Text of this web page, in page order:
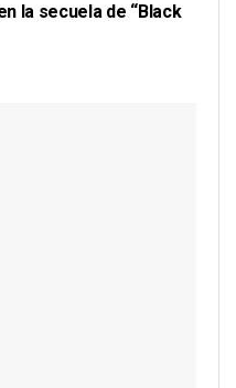
la secuela de “Black